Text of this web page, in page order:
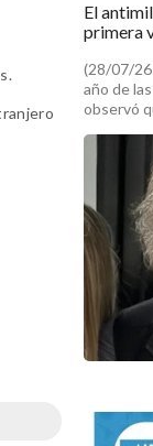
El
primera
(28/07/26
año de
observó